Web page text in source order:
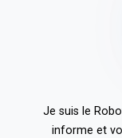
Je suis le
informe et